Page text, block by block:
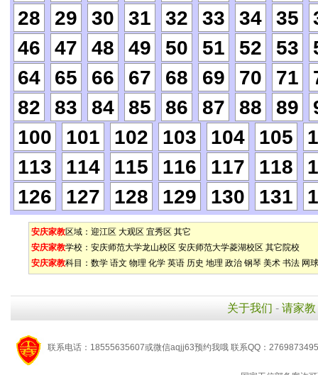
28
29 30 31 32 33 34 35
46
47 48 49 50 51 52 53
64
65 66 67 68 69 70 71
82
83 84 85 86 87 88 89
100
101 102 103 104 105
113
114 115 116 117 118
126
127 128 129 130 131
安庆家教区域： 迎江区 大观区 宜秀区 其它
安庆家教学校： 安庆师范大学龙山校区 安庆师范大学菱湖校区 其它院校
安庆家教科目： 数学 语文 物理 化学 英语 历史 地理 政治 钢琴 美术 书法 网球
关于我们 - 请家教
联系电话：18555635607或微信aqjj63预约我哦 联系QQ：